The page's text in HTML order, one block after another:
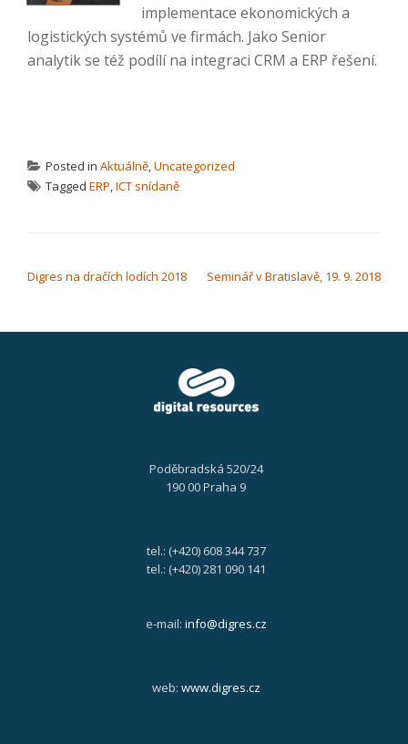
implementace ekonomických a
logistických systémů ve firmách. Jako Senior
analytik se též podílí na integraci CRM a ERP řešení.
Posted in Aktuálně,Uncategorized
Tagged ERP,ICT snídaně
Digres na dračích lodích 2018 Seminář v Bratislavě, 19. 9. 2018
Poděbradská 520/24
190 00 Praha 9
tel.: (+420) 608 344 737
tel.: (+420) 281 090 141
e-mail: info@digres.cz
web: www.digres.cz